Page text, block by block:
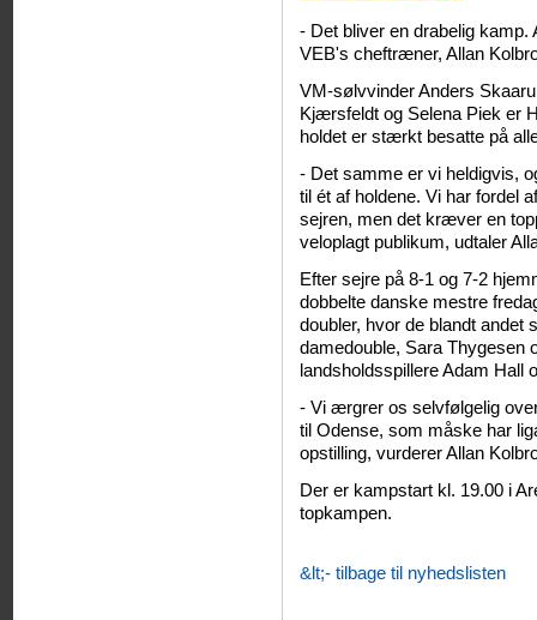
- Det bliver en drabelig
VEB's cheftræner, Allan
VM-sølvvinder Anders
Kjærsfeldt og Selena Piek er
holdet er stærkt besatte på
- Det samme er vi heldigvis,
til ét af holdene. Vi har fordel
sejren, men det kræver en
veloplagt publikum, udtaler
Efter sejre på 8-1 og 7-2
dobbelte danske mestre
doubler, hvor de blandt andet
damedouble, Sara Thygesen
landsholdsspillere Adam Hall
- Vi ærgrer os selvfølgelig
til Odense, som måske har
opstilling, vurderer Allan
Der er kampstart kl. 19.00 i
topkampen.
&lt;- tilbage til nyhedslisten